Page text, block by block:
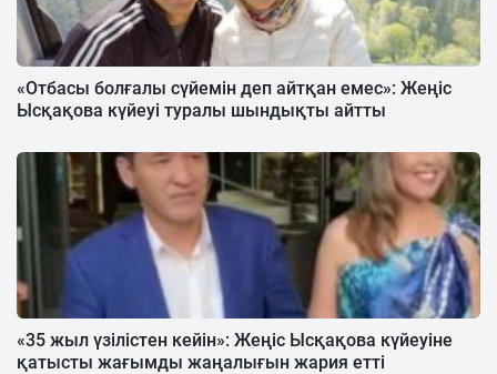
«Отбасы болғалы сүйемін деп айтқан емес»: Жеңіс
Ысқақова күйеуі туралы шындықты айтты
«35 жыл үзілістен кейін»: Жеңіс Ысқақова күйеуіне
қатысты жағымды жаңалығын жария етті